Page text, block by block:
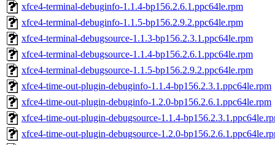
xfce4-terminal-debuginfo-1.1.4-bp156.2.6.1.ppc64le.rpm
xfce4-terminal-debuginfo-1.1.5-bp156.2.9.2.ppc64le.rpm
xfce4-terminal-debugsource-1.1.3-bp156.2.3.1.ppc64le.rpm
xfce4-terminal-debugsource-1.1.4-bp156.2.6.1.ppc64le.rpm
xfce4-terminal-debugsource-1.1.5-bp156.2.9.2.ppc64le.rpm
xfce4-time-out-plugin-debuginfo-1.1.4-bp156.2.3.1.ppc64le.rpm
xfce4-time-out-plugin-debuginfo-1.2.0-bp156.2.6.1.ppc64le.rpm
xfce4-time-out-plugin-debugsource-1.1.4-
xfce4-time-out-plugin-debugsource-1.2.0-